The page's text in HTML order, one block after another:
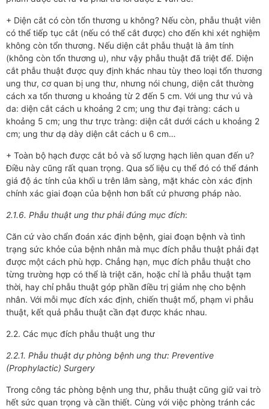
+ Diện cắt có còn tổn thương u không? Nếu còn, phẫu thuật viên
có thể tiếp tục cắt (nếu có thể cắt được) cho đến khi xét nghiệm
không còn tổn thương. Nếu diện cắt phẫu thuật là âm tính
(không còn tổn thương u), như vậy phẫu thuật đã triệt để. Diện
cắt phẫu thuật được quy định khác nhau tùy theo loại tổn thương
ung thư, cơ quan bị ung thư, nhưng nói chung, diện cắt thường
cách xa tổn thương u khoảng từ 2 đến 5 cm. Với ung thư vú và
da: diện cắt cách u khoảng 2 cm; ung thư đại tràng: cách u
khoảng 5 cm; ung thư trực tràng: diện cắt dưới cách u khoảng 2
cm; ung thư dạ dày diện cắt cách u 6 cm…
+ Toàn bộ hạch được cắt bỏ và số lượng hạch liên quan đến u?
Điều này cũng rất quan trọng. Qua số liệu cụ thể đó có thể đánh
giá độ ác tính của khối u trên lâm sàng, mặt khác còn xác định
chính xác giai đoạn của bệnh hơn bất cứ phương pháp nào.
2.1.6. Phẫu thuật ung thư phải đúng mục đích:
Căn cứ vào chẩn đoán xác định bệnh, giai đoạn bệnh và tình
trạng sức khỏe của bệnh nhân mà mục đích phẫu thuật phải đạt
được một cách phù hợp. Chẳng hạn, mục đích phẫu thuật cho
từng trường hợp có thể là triệt căn, hoặc chỉ là phẫu thuật tạm
thời, hay chỉ phẫu thuật góp phần điều trị giảm nhẹ cho bệnh
nhân. Với mỗi mục đích xác định, chiến thuật mổ, phạm vi phẫu
thuật, kết quả phẫu thuật cần đạt được khác nhau.
2.2. Các mục đích phẫu thuật ung thư
2.2.1. Phẫu thuật dự phòng bệnh ung thư: Preventive
(Prophylactic) Surgery
Trong công tác phòng bệnh ung thư, phẫu thuật cũng giữ vai trò
hết sức quan trọng và cần thiết. Cùng với việc phòng tránh các